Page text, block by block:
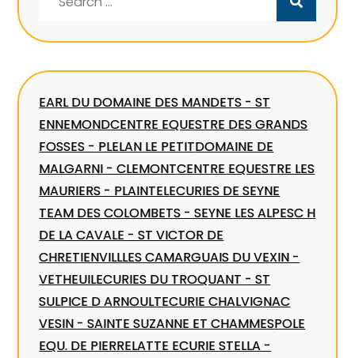
EARL DU DOMAINE DES MANDETS - ST
ENNEMONDCENTRE EQUESTRE DES GRANDS
FOSSES - PLELAN LE PETITDOMAINE DE
MALGARNI - CLEMONTCENTRE EQUESTRE LES
MAURIERS - PLAINTELECURIES DE SEYNE
TEAM DES COLOMBETS - SEYNE LES ALPESC H
DE LA CAVALE - ST VICTOR DE
CHRETIENVILLLES CAMARGUAIS DU VEXIN -
VETHEUILECURIES DU TROQUANT - ST
SULPICE D ARNOULTECURIE CHALVIGNAC
VESIN - SAINTE SUZANNE ET CHAMMESPOLE
EQU. DE PIERRELATTE ECURIE STELLA -